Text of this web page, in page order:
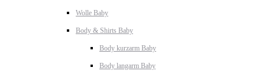
Wolle Baby
Body & Shirts Baby
Body kurzarm Baby
Body langarm Baby